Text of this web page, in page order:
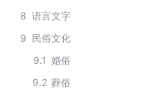
8 语言文字
9 民俗文化
9.1 婚俗
9.2 葬俗